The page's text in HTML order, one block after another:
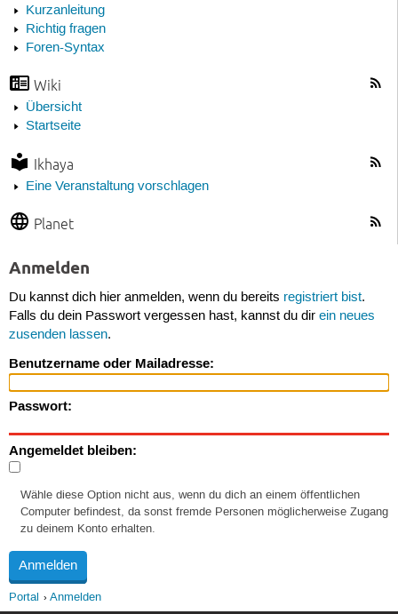
Kurzanleitung
Richtig fragen
Foren-Syntax
Wiki
Übersicht
Startseite
Ikhaya
Eine Veranstaltung vorschlagen
Planet
Anmelden
Du kannst dich hier anmelden, wenn du bereits registriert bist.
Falls du dein Passwort vergessen hast, kannst du dir ein neues
zusenden lassen.
Benutzername oder Mailadresse:
Passwort:
Angemeldet bleiben:
Wähle diese Option nicht aus, wenn du dich an einem öffentlichen
Computer befindest, da sonst fremde Personen möglicherweise Zugang
zu deinem Konto erhalten.
Portal Anmelden